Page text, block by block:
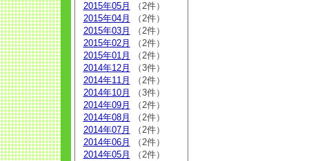
2015年05月
（2件）
2015年04月
（2件）
2015年03月
（2件）
2015年02月
（2件）
2015年01月
（2件）
2014年12月
（3件）
2014年11月
（2件）
2014年10月
（3件）
2014年09月
（2件）
2014年08月
（2件）
2014年07月
（2件）
2014年06月
（2件）
2014年05月
（2件）